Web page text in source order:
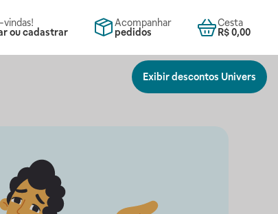
vindas!
ou cadastrar
Acompanhar
pedidos
Cesta
R$ 0,00
Exibir descontos Univers